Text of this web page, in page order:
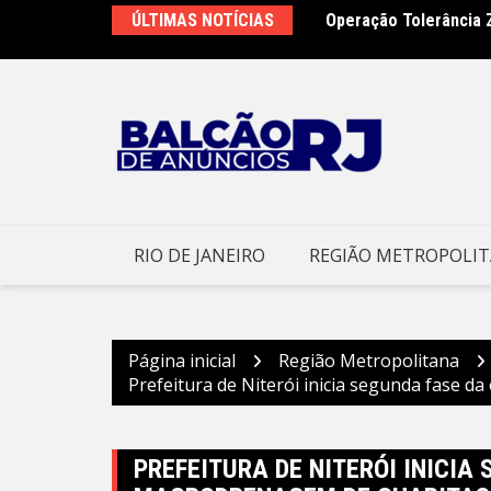
o
ÚLTIMAS NOTÍCIAS Operação Tolerância
São Gonçalo conclui
RIO DE JANEIRO REGIÃO
Página inicial
Região Metropolitana
Prefeitura de Niterói inicia segunda fase
PREFEITURA DE NITERÓI INICIA